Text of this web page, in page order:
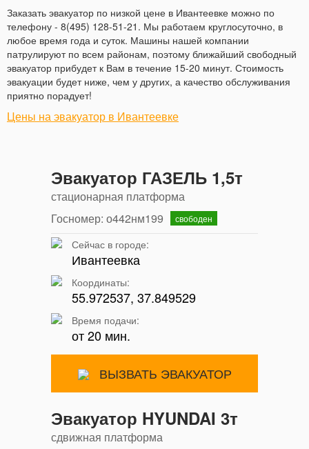
Заказать эвакуатор по низкой цене в Ивантеевке можно по
телефону - 8(495) 128-51-21. Мы работаем круглосуточно, в
любое время года и суток. Машины нашей компании
патрулируют по всем районам, поэтому ближайший свободный
эвакуатор прибудет к Вам в течение 15-20 минут. Стоимость
эвакуации будет ниже, чем у других, а качество обслуживания
приятно порадует!
Цены на эвакуатор в Ивантеевке
Эвакуатор ГАЗЕЛЬ 1,5т
стационарная платформа
Госномер: о442нм199
свободен
Сейчас в городе:
Ивантеевка
Координаты:
55.972537, 37.849529
Время подачи:
от 20 мин.
ВЫЗВАТЬ ЭВАКУАТОР
Эвакуатор HYUNDAI 3т
сдвижная платформа